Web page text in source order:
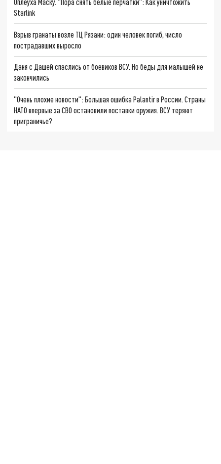
Starlink
Взрыв гранаты возле ТЦ Рязани: один человек погиб, число
пострадавших выросло
Даня с Дашей спаслись от боевиков ВСУ. Но беды для малышей не
закончились
"Очень плохие новости": Большая ошибка Palantir в России. Страны
НАТО впервые за СВО остановили поставки оружия. ВСУ теряют
приграничье?